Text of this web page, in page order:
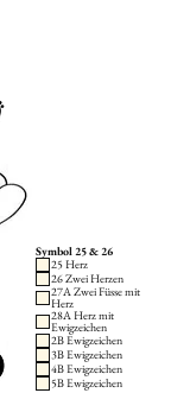
Symbol 25 & 26
25 Herz
26 Zwei Herzen
27A Zwei Füsse mit
Herz
28A Herz mit
Ewigzeichen
2B Ewigzeichen
3B Ewigzeichen
4B Ewigzeichen
5B Ewigzeichen